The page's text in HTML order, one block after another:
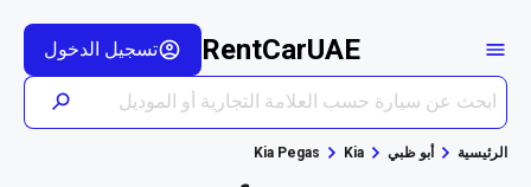
RentCarUAE تسجيل الدخول
الرئيسية أبو ظبي Kia
Kia Pegas